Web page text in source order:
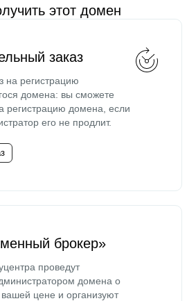
этот домен
заказ
на регистрацию
домена: вы сможете
регистрацию домена, если
его не продлит.
брокер»
проведут
домена о
цене и организуют